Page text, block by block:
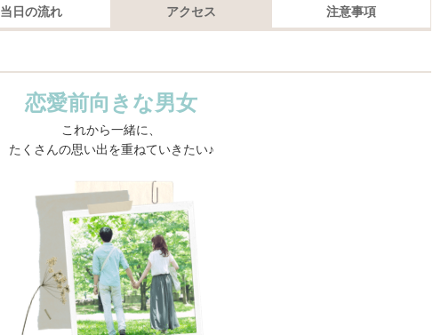
当日の流れ アクセス 注意事項
恋愛前向きな男女
これから一緒に、
たくさんの思い出を重ねていきたい♪